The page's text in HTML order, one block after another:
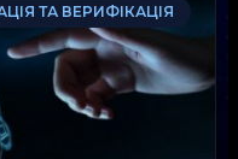
ТА ВЕРИФІКАЦІЯ